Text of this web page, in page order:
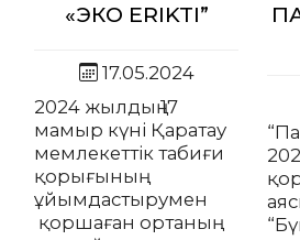
«ЭКО ERIKTI”
17.05.2024
2024 жылдың 17
мамыр күні Қаратау
мемлекеттік табиғи
қорығының
ұйымдастырумен
қоршаған ортаның